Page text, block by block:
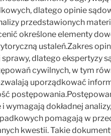
dlatego opinie
przedstawionych
określone elementy
ustaleń.Zakres
dlatego ekspertyzy
cywilnych, w tym
uporządkować
wymagają dokładnej
pomagają w
kwestii. Takie